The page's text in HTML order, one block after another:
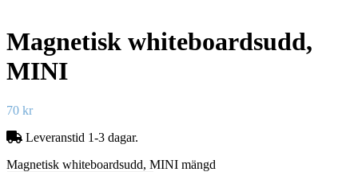
Magnetisk whiteboardsudd,
MINI
70 kr
Leveranstid 1-3 dagar.
Magnetisk whiteboardsudd, MINI mängd